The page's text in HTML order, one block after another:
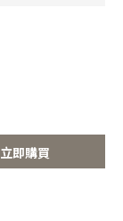
立即購買